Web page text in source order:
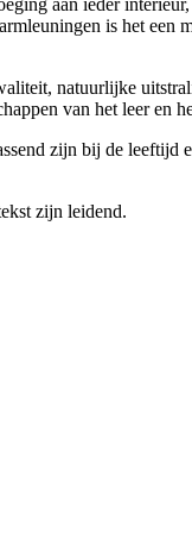
is het
natuurlijke
van het leer en
zijn bij de leeftijd
zijn leidend.